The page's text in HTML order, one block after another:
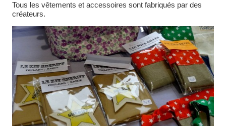
Tous les vêtements et accessoires sont fabriqués par des
créateurs.